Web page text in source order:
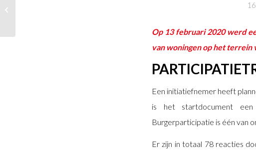
Op 13 februari 2020 werd
van woningen op het terrein
Een initiatiefnemer heeft
is het startdocument een
Burgerparticipatie is één van
Er zijn in totaal 78 reacties